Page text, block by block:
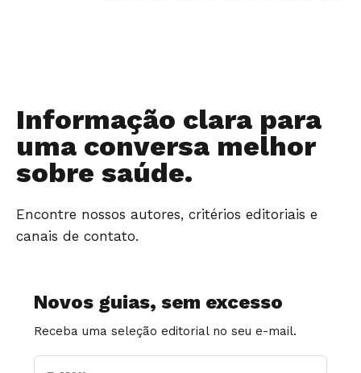
Informação clara para
uma conversa melhor
sobre saúde.
Encontre nossos autores, critérios editoriais e
canais de contato.
Novos guias, sem excesso
Receba uma seleção editorial no seu e-mail.